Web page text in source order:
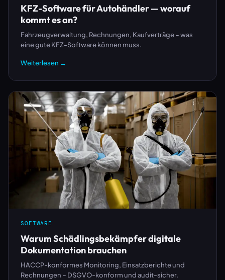
KFZ-Software für Autohändler — worauf
kommt es an?
Fahrzeugverwaltung, Rechnungen, Kaufverträge – was
eine gute KFZ-Software können muss.
Weiterlesen →
SOFTWARE
Warum Schädlingsbekämpfer digitale
Dokumentation brauchen
HACCP-konformes Monitoring, Einsatzberichte und
Rechnungen – DSGVO-konform und audit-sicher.